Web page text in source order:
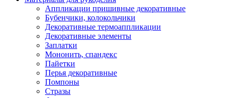
Аппликации пришивные декоративные
Бубенчики, колокольчики
Декоративные термоаппликации
Декоративные элементы
Заплатки
Мононить, спандекс
Пайетки
Перья декоративные
Помпоны
Стразы